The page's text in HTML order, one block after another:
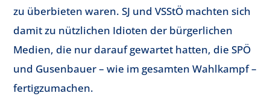
zu überbieten waren. SJ und VSStÖ machten sich
damit zu nützlichen Idioten der bürgerlichen
Medien, die nur darauf gewartet hatten, die SPÖ
und Gusenbauer – wie im gesamten Wahlkampf –
fertigzumachen.